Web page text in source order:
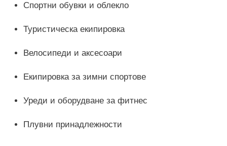
Спортни обувки и облекло
Туристическа екипировка
Велосипеди и аксесоари
Екипировка за зимни спортове
Уреди и оборудване за фитнес
Плувни принадлежности